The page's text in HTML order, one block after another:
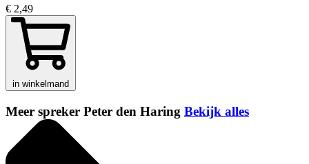
€ 2,49
in winkelmand
Meer spreker Peter den Haring Bekijk alles